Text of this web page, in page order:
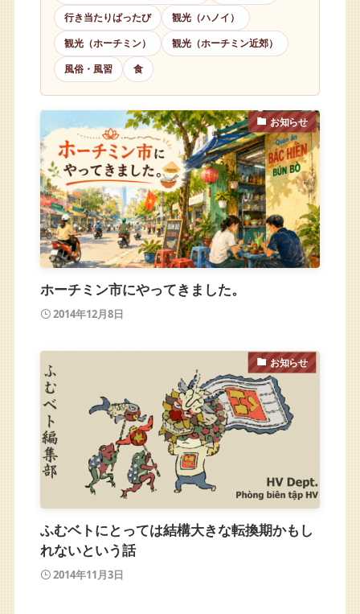
行き当たりばったび
観光（ハノイ）
観光（ホーチミン）
観光（ホーチミン近郊）
風俗・風習
食
お知らせ
ホーチミン市にやってきました。
2014年12月8日
お知らせ
ふむベトにとっては結構大きな転換期かもし
れないという話
2014年11月3日